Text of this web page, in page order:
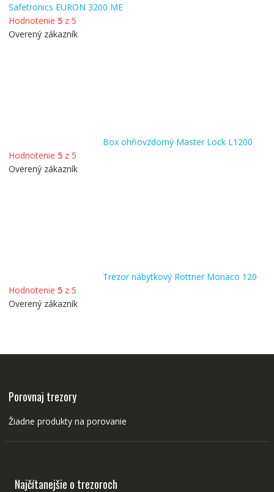
Safetronics EURON 3200 ME
Hodnotenie 5z 5
Overený zákazník
Box ohňovzdorný Master Lock L1200
Hodnotenie 5z 5
Overený zákazník
Trezor nábytkový Rottner Monaco 120
Hodnotenie 5z 5
Overený zákazník
Porovnaj trezory
Žiadne produkty na porovanie
Najčítanejšie o trezoroch